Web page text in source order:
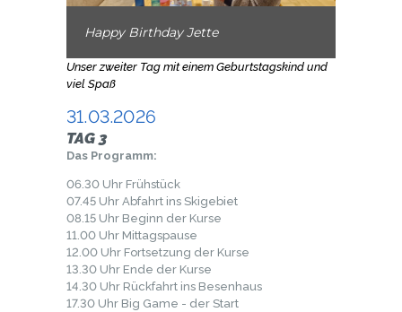
Happy Birthday Jette
Unser zweiter Tag mit einem Geburtstagskind und
viel Spaß
31.03.2026
TAG 3
Das Programm:
06.30 Uhr Frühstück
07.45 Uhr Abfahrt ins Skigebiet
08.15 Uhr Beginn der Kurse
11.00 Uhr Mittagspause
12.00 Uhr Fortsetzung der Kurse
13.30 Uhr Ende der Kurse
14.30 Uhr Rückfahrt ins Besenhaus
17.30 Uhr Big Game - der Start